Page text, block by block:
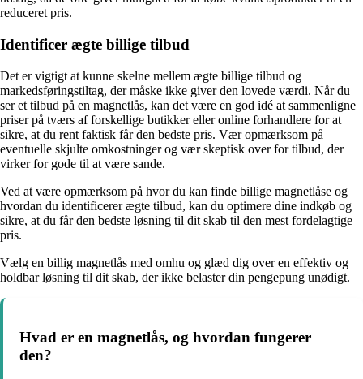
reduceret pris.
Identificer ægte billige tilbud
Det er vigtigt at kunne skelne mellem ægte billige tilbud og
markedsføringstiltag, der måske ikke giver den lovede værdi. Når du
ser et tilbud på en magnetlås, kan det være en god idé at sammenligne
priser på tværs af forskellige butikker eller online forhandlere for at
sikre, at du rent faktisk får den bedste pris. Vær opmærksom på
eventuelle skjulte omkostninger og vær skeptisk over for tilbud, der
virker for gode til at være sande.
Ved at være opmærksom på hvor du kan finde billige magnetlåse og
hvordan du identificerer ægte tilbud, kan du optimere dine indkøb og
sikre, at du får den bedste løsning til dit skab til den mest fordelagtige
pris.
Vælg en billig magnetlås med omhu og glæd dig over en effektiv og
holdbar løsning til dit skab, der ikke belaster din pengepung unødigt.
Hvad er en magnetlås, og hvordan fungerer
den?